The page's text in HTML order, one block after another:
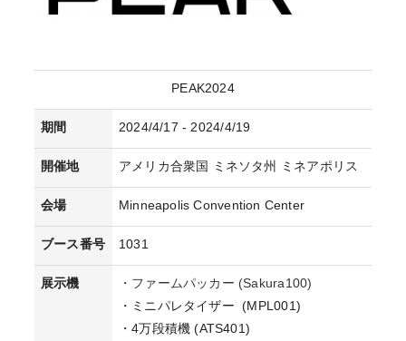
PEAK2024
期間 2024/4/17 - 2024/4/19
開催地 アメリカ合衆国 ミネソタ州 ミネアポリス
会場 Minneapolis Convention Center
ブース番号 1031
展示機
・ファームパッカー (Sakura100)
・ミニパレタイザー (MPL001)
・4万段積機 (ATS401)